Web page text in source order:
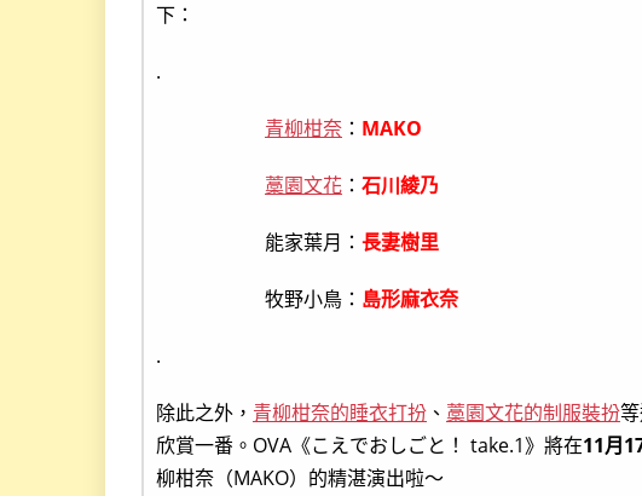
下：
.
青柳柑奈 ： MAKO
藁園文花 ： 石川綾乃
能家葉月： 長妻樹里
牧野小鳥： 島形麻衣奈
.
除此之外， 青柳柑奈的睡衣打扮 、 藁園文花的制服裝扮
欣賞一番。OVA《こえでおしごと！ take.1》將在11月
柳柑奈（MAKO）的精湛演出啦～